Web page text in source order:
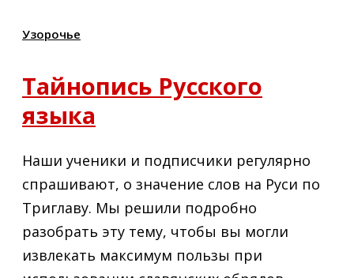
Узорочье
Тайнопись Русского
языка
Наши ученики и подписчики регулярно
спрашивают, о значение слов на Руси по
Триглаву. Мы решили подробно
разобрать эту тему, чтобы вы могли
извлекать максимум пользы при